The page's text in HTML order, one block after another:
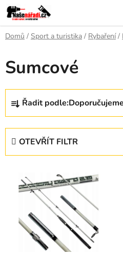
Přejít
na
obsah
Domů / Sport a turistika / Rybaření /
Sumcové
Ř
z
Řadit podle:Doporučujeme
OTEVŘÍT FILTR